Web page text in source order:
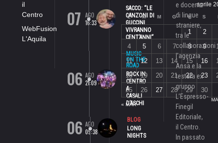
il
Centro
WebFusion
L'Aquila
07
AGO
16:33
SACCO: “LE
CANZONI DI
GUCCINI
VIVRANNO
CENT’ANNI”
06 AGO
21:09
MUSIC
ON THE
ROAD
ROCK IN
CENTRO
A
CASALI
D’ASCHI
06 AGO
09:38
BLOG
LONG
NIGHTS
aprile
L M M G V S
« MAR
1 2
4
5 6 7 8 9
11
12 13 14 15 16
18
19 20 21 22 23
25
26 27 28 29 30
e docente
di lingue
straniere,
tra le
collaborazioni
l’agenzia
Ansa e la
testata ex
gruppo
L’Espresso-
Finegil
Editoriale,
il Centro.
In passato